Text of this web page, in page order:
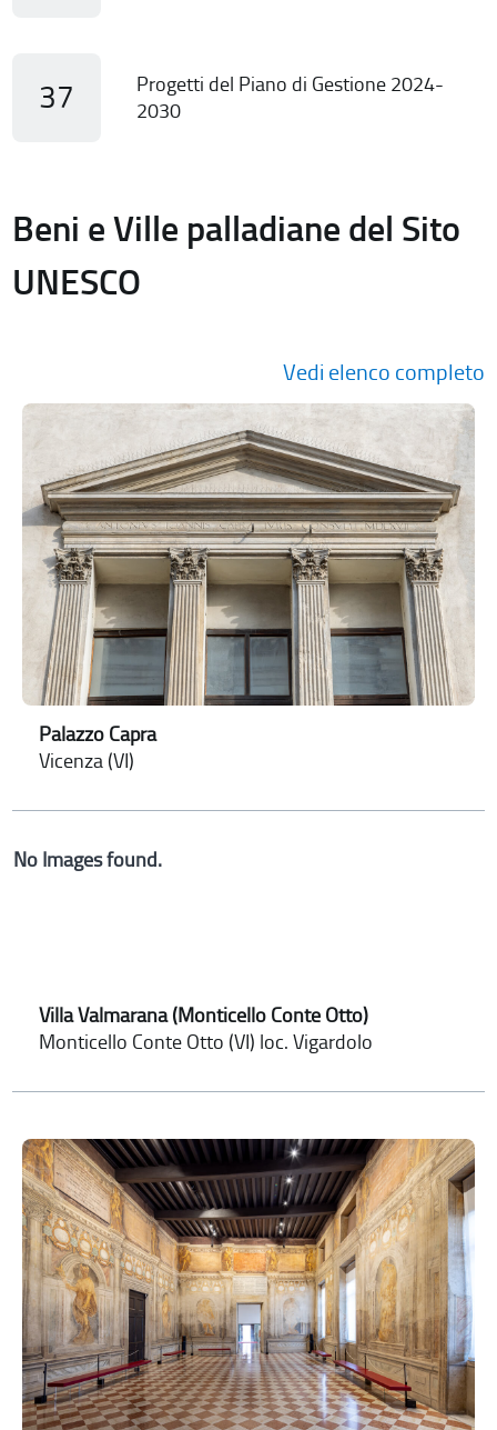
37
Progetti del Piano di Gestione 2024-
2030
Beni e Ville palladiane del Sito
UNESCO
Vedi elenco completo
Palazzo Capra
Vicenza (VI)
No Images found.
Villa Valmarana (Monticello Conte Otto)
Monticello Conte Otto (VI) loc. Vigardolo